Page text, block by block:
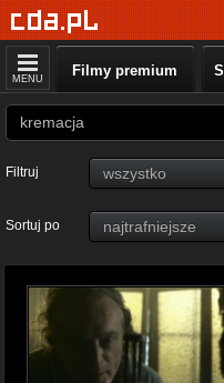
MENU Filmy premium
Filtruj
Sortuj po